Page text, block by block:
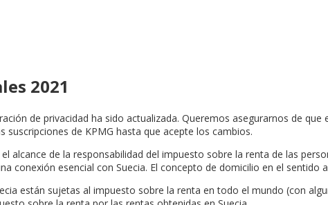
2021
de privacidad ha sido actualizada. Queremos asegurarnos de
de KPMG hasta que acepte los cambios.
alcance de la responsabilidad del impuesto sobre la renta de las
conexión esencial con Suecia. El concepto de domicilio en el sentido
están sujetas al impuesto sobre la renta en todo el mundo (con